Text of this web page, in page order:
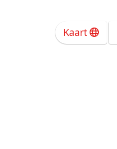
Kaart